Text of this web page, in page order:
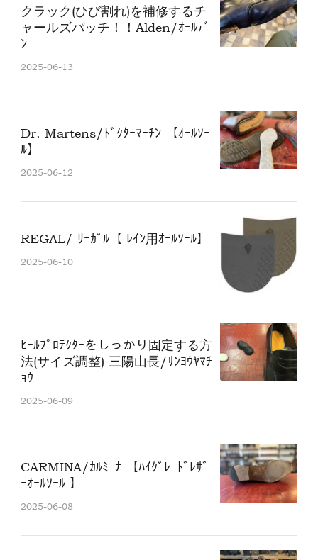
クラック(ひび割れ)を補修するチ
ャールズパッチ！！Alden/ｵｰﾙﾃﾞ
ﾝ
2025-06-13
Dr. Martens/ﾄﾞｸﾀｰﾏｰﾁﾝ 【ｵｰﾙｿｰ
ﾙ】
2025-06-12
REGAL/ ﾘｰｶﾞﾙ【 ﾚｲﾝ用ｵｰﾙｿｰﾙ】
2025-06-10
ﾋｰﾙﾌﾟﾛﾃｸﾀｰをしっかり固定する方
法(サイズ調整) 三陽山長/ｻﾝﾖｳﾔﾏﾁ
ｮｳ
2025-06-09
CARMINA/ｶﾙﾐｰﾅ 【ﾊｲｸﾞﾚｰﾄﾞﾚｻﾞ
ｰｵｰﾙｿｰﾙ 】
2025-06-08